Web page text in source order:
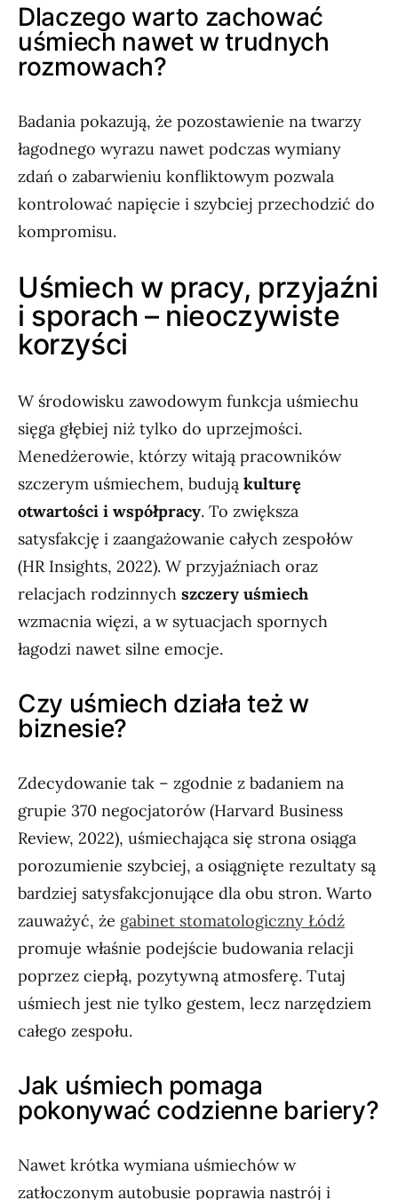
Dlaczego warto zachować
uśmiech nawet w trudnych
rozmowach?
Badania pokazują, że pozostawienie na twarzy
łagodnego wyrazu nawet podczas wymiany
zdań o zabarwieniu konfliktowym pozwala
kontrolować napięcie i szybciej przechodzić do
kompromisu.
Uśmiech w pracy, przyjaźni
i sporach – nieoczywiste
korzyści
W środowisku zawodowym funkcja uśmiechu
sięga głębiej niż tylko do uprzejmości.
Menedżerowie, którzy witają pracowników
szczerym uśmiechem, budują kulturę
otwartości i współpracy. To zwiększa
satysfakcję i zaangażowanie całych zespołów
(HR Insights, 2022). W przyjaźniach oraz
relacjach rodzinnych szczery uśmiech
wzmacnia więzi, a w sytuacjach spornych
łagodzi nawet silne emocje.
Czy uśmiech działa też w
biznesie?
Zdecydowanie tak – zgodnie z badaniem na
grupie 370 negocjatorów (Harvard Business
Review, 2022), uśmiechająca się strona osiąga
porozumienie szybciej, a osiągnięte rezultaty są
bardziej satysfakcjonujące dla obu stron. Warto
zauważyć, że gabinet stomatologiczny Łódź
promuje właśnie podejście budowania relacji
poprzez ciepłą, pozytywną atmosferę. Tutaj
uśmiech jest nie tylko gestem, lecz narzędziem
całego zespołu.
Jak uśmiech pomaga
pokonywać codzienne bariery?
Nawet krótka wymiana uśmiechów w
zatłoczonym autobusie poprawia nastrój i